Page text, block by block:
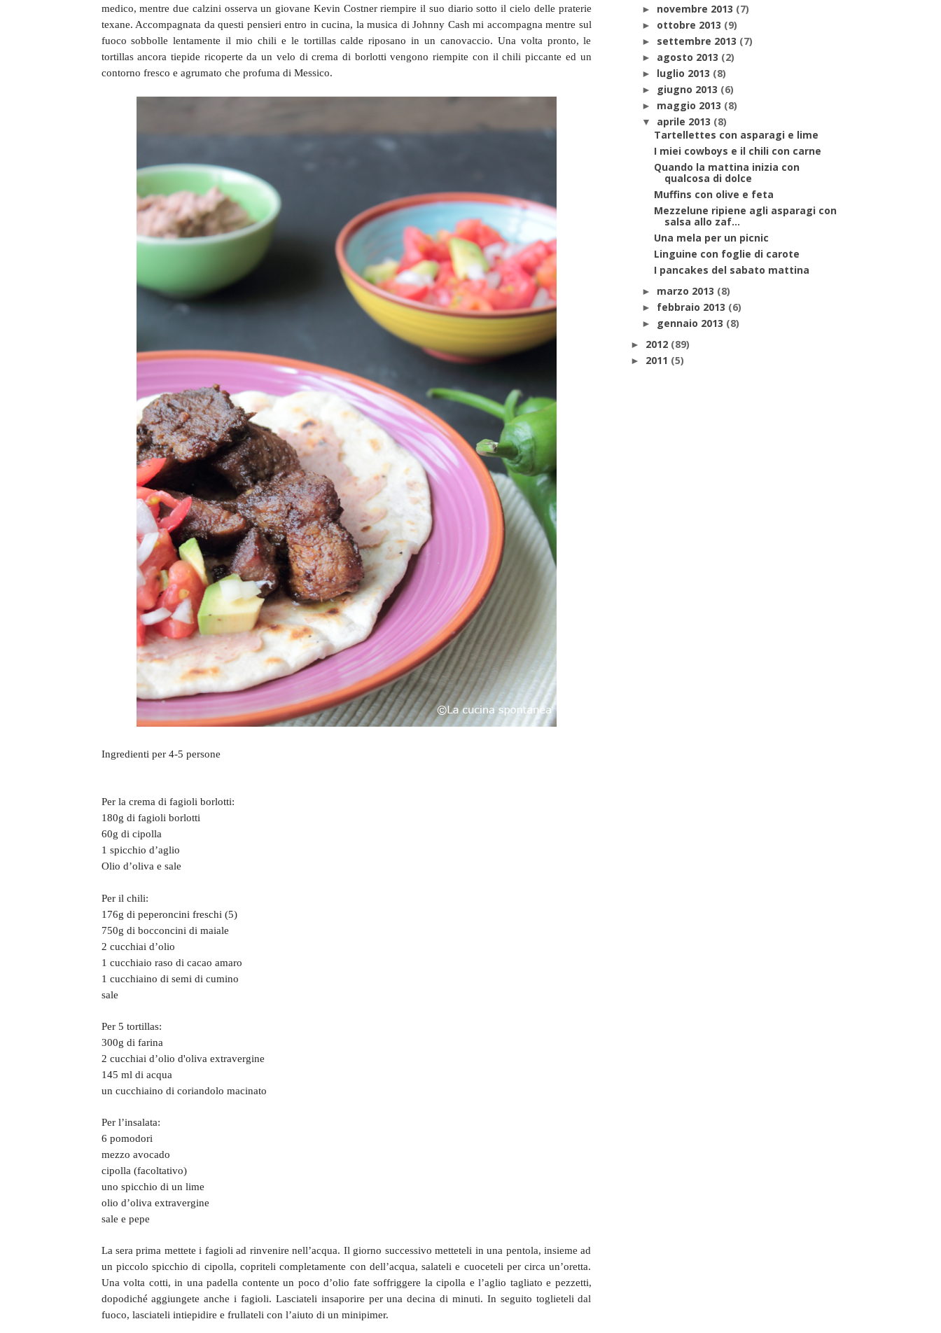
medico, mentre due calzini osserva un giovane Kevin Costner riempire il suo diario sotto il cielo delle praterie
texane. Accompagnata da questi pensieri entro in cucina, la musica di Johnny Cash mi accompagna mentre sul
fuoco sobbolle lentamente il mio chili e le tortillas calde riposano in un canovaccio. Una volta pronto, le
tortillas ancora tiepide ricoperte da un velo di crema di borlotti vengono riempite con il chili piccante ed un
contorno fresco e agrumato che profuma di Messico.
Ingredienti per 4-5 persone
Per la crema di fagioli borlotti:
180g di fagioli borlotti
60g di cipolla
1 spicchio d’aglio
Olio d’oliva e sale
Per il chili:
176g di peperoncini freschi (5)
750g di bocconcini di maiale
2 cucchiai d’olio
1 cucchiaio raso di cacao amaro
1 cucchiaino di semi di cumino
sale
Per 5 tortillas:
300g di farina
2 cucchiai d’olio d'oliva extravergine
145 ml di acqua
un cucchiaino di coriandolo macinato
Per l’insalata:
6 pomodori
mezzo avocado
cipolla (facoltativo)
uno spicchio di un lime
olio d’oliva extravergine
sale e pepe
La sera prima mettete i fagioli ad rinvenire nell’acqua. Il giorno successivo metteteli in una pentola, insieme ad
un piccolo spicchio di cipolla, copriteli completamente con dell’acqua, salateli e cuoceteli per circa un’oretta.
Una volta cotti, in una padella contente un poco d’olio fate soffriggere la cipolla e l’aglio tagliato e pezzetti,
dopodiché aggiungete anche i fagioli. Lasciateli insaporire per una decina di minuti. In seguito toglieteli dal
fuoco, lasciateli intiepidire e frullateli con l’aiuto di un minipimer.
► novembre 2013 (7)
► ottobre 2013 (9)
► settembre 2013 (7)
► agosto 2013 (2)
► luglio 2013 (8)
► giugno 2013 (6)
► maggio 2013 (8)
▼ aprile 2013 (8)
Tartellettes con asparagi e lime
I miei cowboys e il chili con carne
Quando la mattina inizia con
qualcosa di dolce
Muffins con olive e feta
Mezzelune ripiene agli asparagi con
salsa allo zaf...
Una mela per un picnic
Linguine con foglie di carote
I pancakes del sabato mattina
► marzo 2013 (8)
► febbraio 2013 (6)
► gennaio 2013 (8)
► 2012 (89)
► 2011 (5)